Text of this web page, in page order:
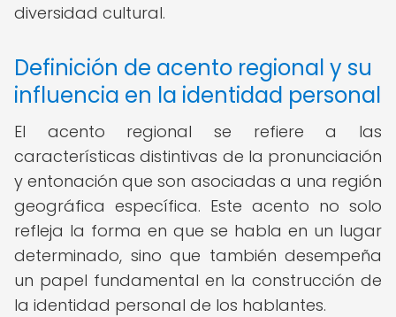
diversidad cultural.
Definición de acento regional y su
influencia en la identidad personal
El acento regional se refiere a las
características distintivas de la pronunciación
y entonación que son asociadas a una región
geográfica específica. Este acento no solo
refleja la forma en que se habla en un lugar
determinado, sino que también desempeña
un papel fundamental en la construcción de
la identidad personal de los hablantes.